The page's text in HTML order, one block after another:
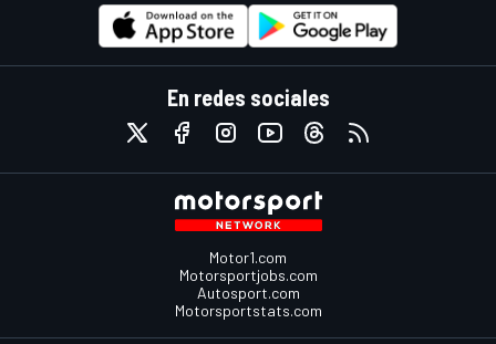
En redes sociales
Motor1.com
Motorsportjobs.com
Autosport.com
Motorsportstats.com